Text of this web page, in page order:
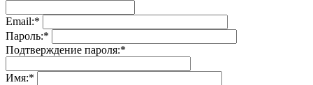
Email:*
Пароль:*
Подтверждение пароля:*
Имя:*